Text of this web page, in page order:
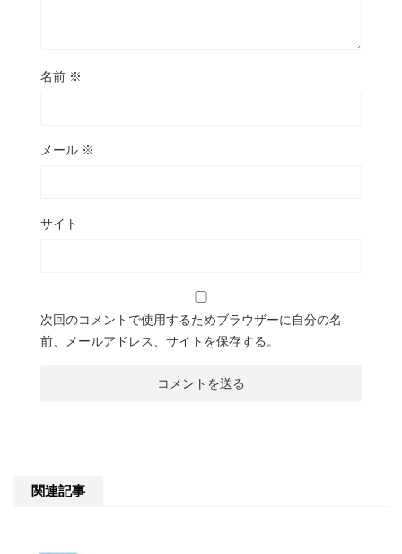
名前 ※
メール ※
サイト
次回のコメントで使用するためブラウザーに自分の名
前、メールアドレス、サイトを保存する。
関連記事